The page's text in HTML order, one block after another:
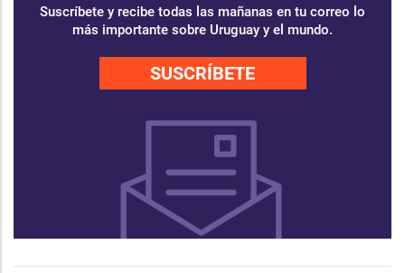
Suscríbete y recibe todas las mañanas en tu correo lo
más importante sobre Uruguay y el mundo.
SUSCRÍBETE